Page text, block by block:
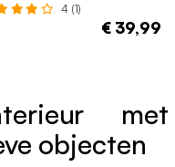
4 (1)
€ 39,99
met
objecten